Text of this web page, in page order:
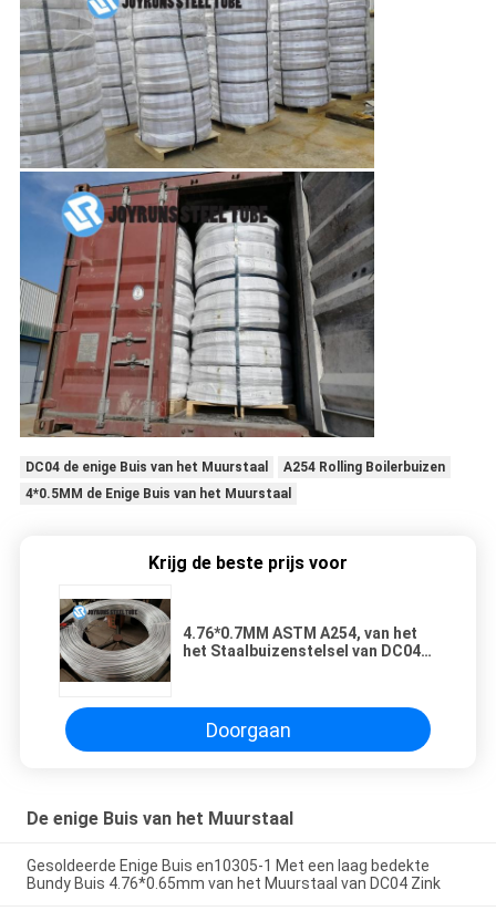
DC04 de enige Buis van het Muurstaal
A254 Rolling Boilerbuizen
4*0.5MM de Enige Buis van het Muurstaal
Krijg de beste prijs voor
4.76*0.7MM ASTM A254, van het
het Staalbuizenstelsel van DC04
laag bedekte Lowe
Doorgaan
De enige Buis van het Muurstaal
Gesoldeerde Enige Buis en10305-1 Met een laag bedekte
Bundy Buis 4.76*0.65mm van het Muurstaal van DC04 Zink